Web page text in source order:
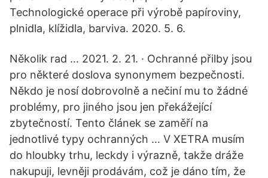
Technologické operace při výrobě papíroviny,
plnidla, klížidla, barviva. 2020. 5. 6.
Několik rad … 2021. 2. 21. · Ochranné přilby jsou
pro některé doslova synonymem bezpečnosti.
Někdo je nosí dobrovolně a nečiní mu to žádné
problémy, pro jiného jsou jen překážející
zbytečností. Tento článek se zaměří na
jednotlivé typy ochranných … V XETRA musím
do hloubky trhu, leckdy i výrazně, takže dráže
nakupuji, levněji prodávám, což je dáno tím, že